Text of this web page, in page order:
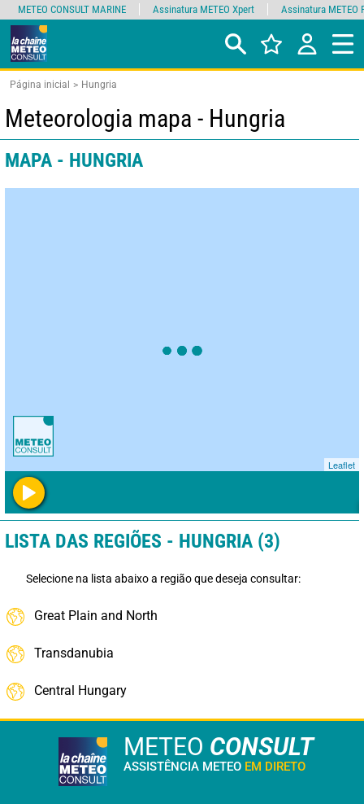
Página inicial Hungria
Meteorologia mapa - Hungria
MAPA - HUNGRIA
Leaflet
LISTA DAS REGIÕES - HUNGRIA (3)
Selecione na lista abaixo a região que deseja consultar:
Great Plain and North
Transdanubia
Central Hungary
METEO CONSULT
ASSISTÊNCIA METEO EM DIRETO
METEO CONSULT MARINE Assinatura METEO Xpert Assinatura METEO